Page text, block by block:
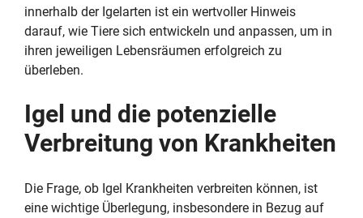
innerhalb der Igelarten ist ein wertvoller Hinweis
darauf, wie Tiere sich entwickeln und anpassen, um in
ihren jeweiligen Lebensräumen erfolgreich zu
überleben.
Igel und die potenzielle
Verbreitung von Krankheiten
Die Frage, ob Igel Krankheiten verbreiten können, ist
eine wichtige Überlegung, insbesondere in Bezug auf